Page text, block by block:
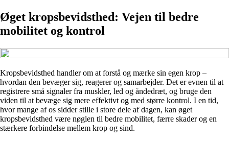
Øget kropsbevidsthed: Vejen til bedre
mobilitet og kontrol
Kropsbevidsthed handler om at forstå og mærke sin egen krop –
hvordan den bevæger sig, reagerer og samarbejder. Det er evnen til at
registrere små signaler fra muskler, led og åndedræt, og bruge den
viden til at bevæge sig mere effektivt og med større kontrol. I en tid,
hvor mange af os sidder stille i store dele af dagen, kan øget
kropsbevidsthed være nøglen til bedre mobilitet, færre skader og en
stærkere forbindelse mellem krop og sind.